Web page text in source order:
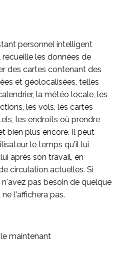
personnel intelligent
les données de
des cartes contenant des
et géolocalisées, telles
la météo locale, les
les vols, les cartes
les endroits où prendre
bien plus encore. Il peut
le temps qu'il lui
après son travail, en
circulation actuelles. Si
pas besoin de quelque
l'affichera pas.